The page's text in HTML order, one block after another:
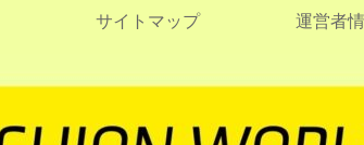
サイトマップ 運営者